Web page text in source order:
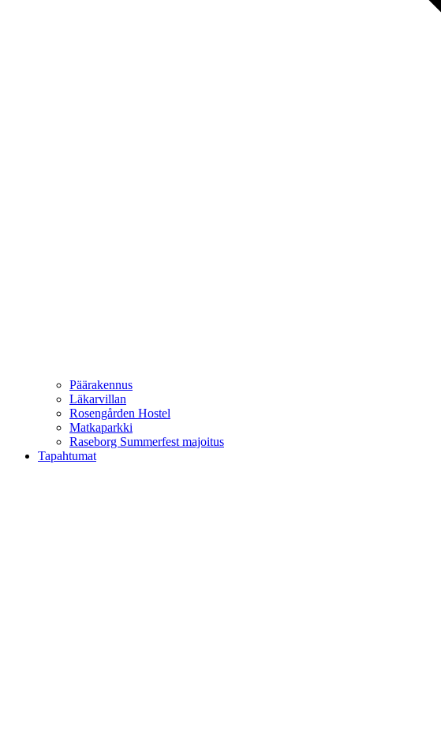
Päärakennus
Läkarvillan
Rosengården Hostel
Matkaparkki
Raseborg Summerfest majoitus
Tapahtumat